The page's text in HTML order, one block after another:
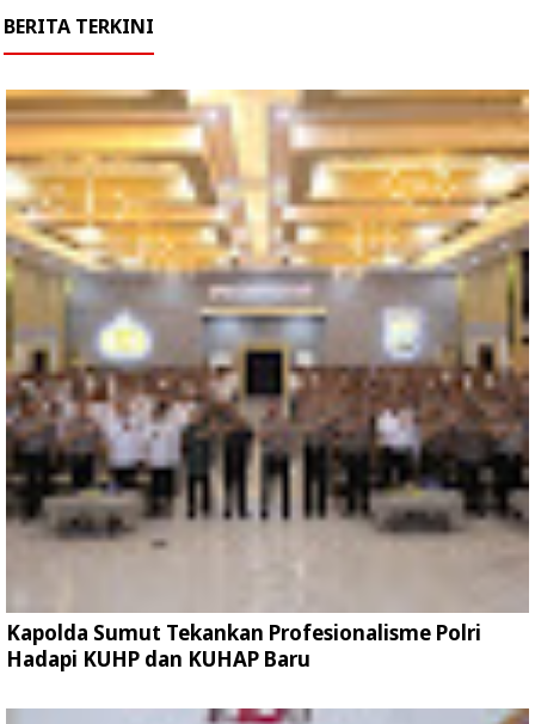
BERITA TERKINI
Kapolda Sumut Tekankan Profesionalisme Polri
Hadapi KUHP dan KUHAP Baru